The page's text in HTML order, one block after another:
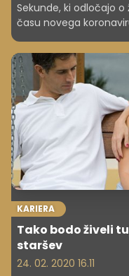
Sekunde, ki odločajo o
času novega
morajo reševalci, če
obleči v zaščitno
covida-19?
KARIERA
Tako bodo živeli
staršev
24. 02. 2020 16.11